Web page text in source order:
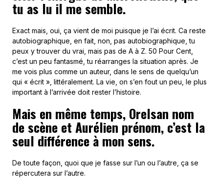
tu as lu il me semble.
Exact mais, oui, ça vient de moi puisque je l’ai écrit. Ca reste
autobiographique, en fait, non, pas autobiographique, tu
peux y trouver du vrai, mais pas de A à Z. 50 Pour Cent,
c’est un peu fantasmé, tu réarranges la situation après. Je
me vois plus comme un auteur, dans le sens de quelqu’un
qui « écrit », littéralement. La vie, on s’en fout un peu, le plus
important à l’arrivée doit rester l’histoire.
Mais en même temps, Orelsan nom
de scène et Aurélien prénom, c’est la
seul différence à mon sens.
De toute façon, quoi que je fasse sur l’un ou l’autre, ça se
répercutera sur l’autre.